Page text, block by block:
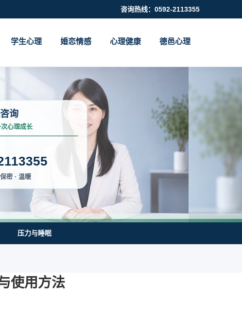
咨询热线：0592-2113355
学生心理 婚恋情感 心理健康 德邑心理
询
心理成长
密 · 温暖
压力与睡眠
使用方法